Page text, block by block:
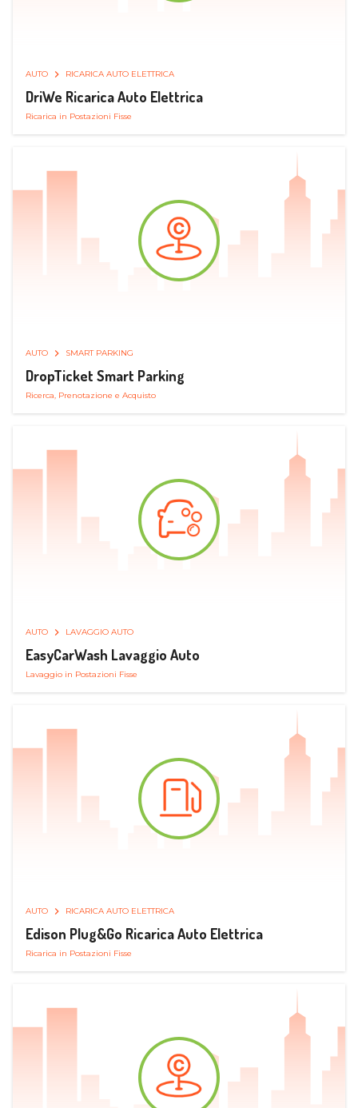
AUTO RICARICA AUTO ELETTRICA
DriWe Ricarica Auto Elettrica
Ricarica in Postazioni Fisse
AUTO SMART PARKING
DropTicket Smart Parking
Ricerca, Prenotazione e Acquisto
AUTO LAVAGGIO AUTO
EasyCarWash Lavaggio Auto
Lavaggio in Postazioni Fisse
AUTO RICARICA AUTO ELETTRICA
Edison Plug&Go Ricarica Auto Elettrica
Ricarica in Postazioni Fisse